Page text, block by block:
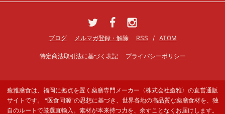
ブログ メルマガ登録・解除 RSS / ATOM
特定商法取引法に基づく表記 プライバシーポリシー
癒雅膳食は、福岡に拠点を置く薬膳専門メーカー〈株式会社癒雅〉の直営通販
サイトです。 “医食同源”の思想に基づき、世界各地の高品質な薬膳食材を、独
自のルートで厳選直輸入。素材が本来持つ力を、余すことなくお届けします。